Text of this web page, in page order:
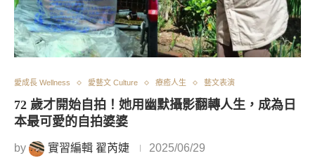
愛成長 Wellness 愛藝文 Culture 療癒人生 藝文表演
72 歲才開始自拍！她用幽默攝影翻轉人生，成為日
本最可愛的自拍婆婆
by 實習編輯 翟芮婕 2025/06/29